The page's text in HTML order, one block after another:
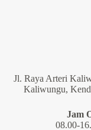
Jl. Raya Arteri
Kaliwungu,
Jam
08.00-